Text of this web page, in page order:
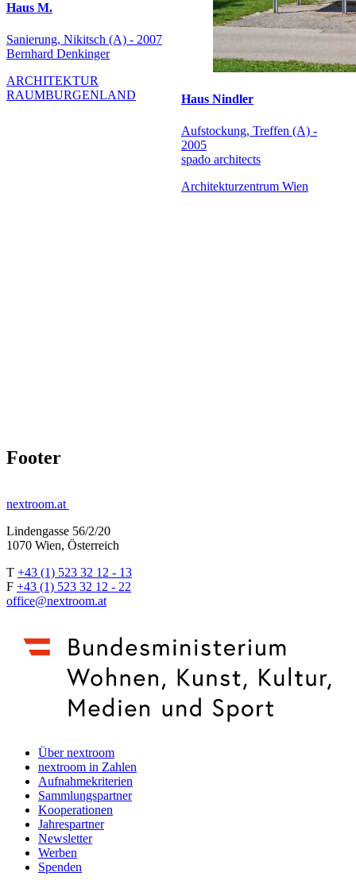
Haus M.
Sanierung, Nikitsch (A) - 2007
Bernhard Denkinger
ARCHITEKTUR
RAUMBURGENLAND
Haus Nindler
Aufstockung, Treffen (A) -
2005
spado architects
Architekturzentrum Wien
Footer
nextroom.at
Lindengasse 56/2/20
1070 Wien, Österreich
T +43 (1) 523 32 12 - 13
F +43 (1) 523 32 12 - 22
office@nextroom.at
Über nextroom
nextroom in Zahlen
Aufnahmekriterien
Sammlungspartner
Kooperationen
Jahrespartner
Newsletter
Werben
Spenden